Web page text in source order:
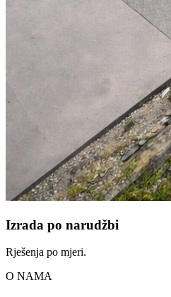
Izrada po narudžbi
Rješenja po mjeri.
O NAMA